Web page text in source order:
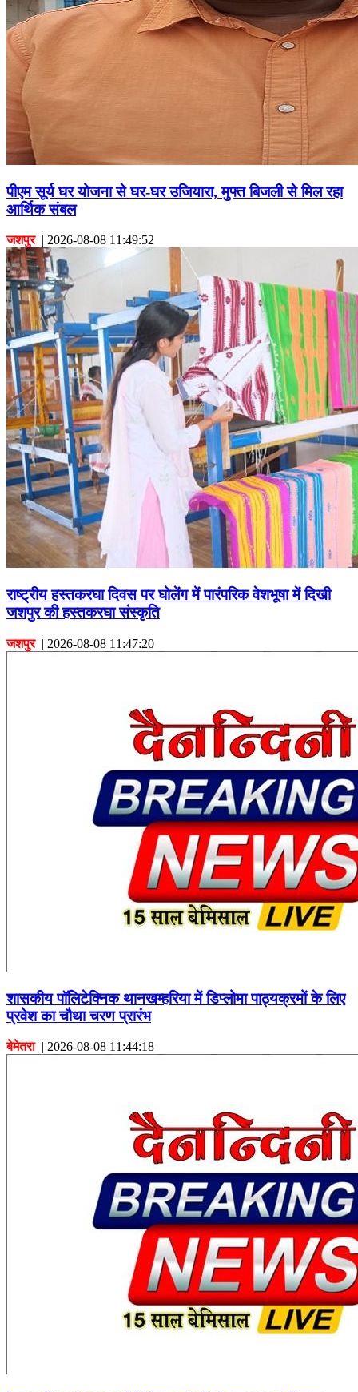
पीएम सूर्य घर योजना से घर-घर उजियारा, मुफ्त बिजली से मिल रहा
आर्थिक संबल
जशपुर| 2026-08-08 11:49:52
राष्ट्रीय हस्तकरघा दिवस पर घोलेंग में पारंपरिक वेशभूषा में दिखी
जशपुर की हस्तकरघा संस्कृति
जशपुर| 2026-08-08 11:47:20
शासकीय पॉलिटेक्निक थानखम्हरिया में डिप्लोमा पाठ्यक्रमों के लिए
प्रवेश का चौथा चरण प्रारंभ
बेमेतरा| 2026-08-08 11:44:18